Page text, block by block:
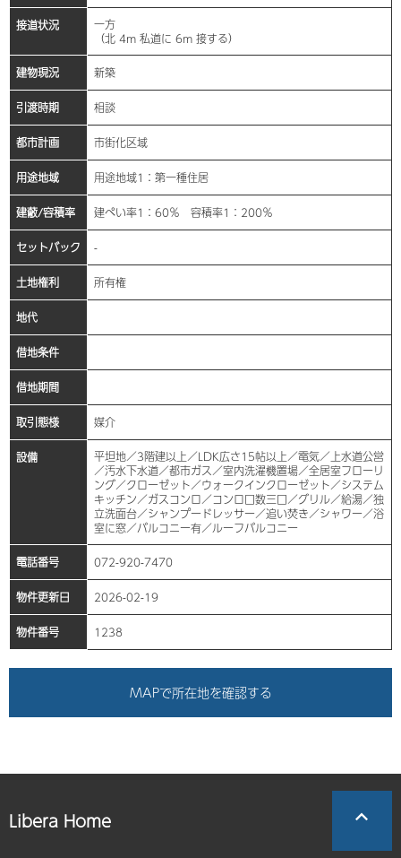
接道状況
一方
（北 4m 私道に 6m 接する）
建物現況 新築
引渡時期 相談
都市計画 市街化区域
用途地域 用途地域1：第一種住居
建蔽/容積率 建ぺい率1：60％ 容積率1：200％
セットバック -
土地権利 所有権
地代
借地条件
借地期間
取引態様 媒介
設備
平坦地／3階建以上／LDK広さ15帖以上／電気／上水道公営
／汚水下水道／都市ガス／室内洗濯機置場／全居室フローリ
ング／クローゼット／ウォークインクローゼット／システム
キッチン／ガスコンロ／コンロ口数三口／グリル／給湯／独
立洗面台／シャンプードレッサー／追い焚き／シャワー／浴
室に窓／バルコニー有／ルーフバルコニー
電話番号 072-920-7470
物件更新日 2026-02-19
物件番号 1238
MAPで所在地を確認する
Libera Home